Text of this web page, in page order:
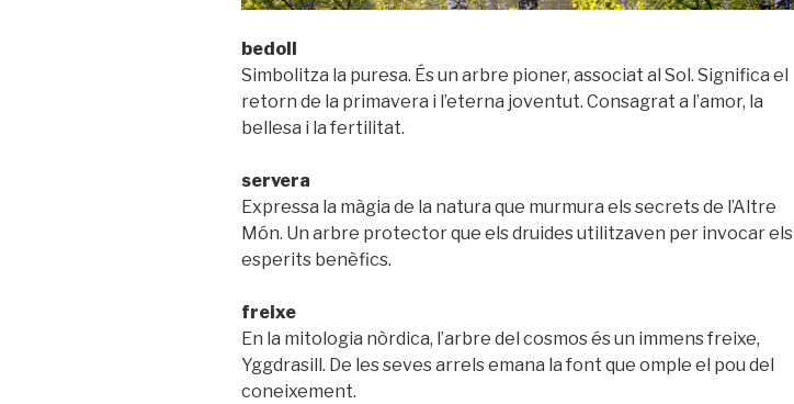
bedoll
Simbolitza la puresa. És un arbre pioner, associat al Sol. Significa el
retorn de la primavera i l’eterna joventut. Consagrat a l’amor, la
bellesa i la fertilitat.
servera
Expressa la màgia de la natura que murmura els secrets de l’Altre
Món. Un arbre protector que els druides utilitzaven per invocar els
esperits benèfics.
freixe
En la mitologia nòrdica, l’arbre del cosmos és un immens freixe,
Yggdrasill. De les seves arrels emana la font que omple el pou del
coneixement.